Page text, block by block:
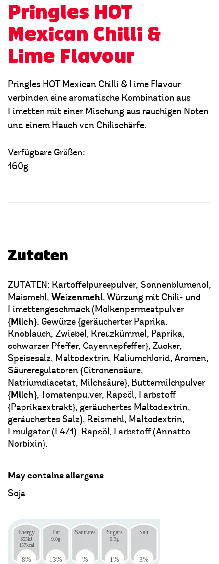
Pringles HOT
Mexican Chilli &
Lime Flavour
Pringles HOT Mexican Chilli & Lime Flavour
verbinden eine aromatische Kombination aus
Limetten mit einer Mischung aus rauchigen Noten
und einem Hauch von Chilischärfe.
Verfügbare Größen:
160g
Zutaten
ZUTATEN: Kartoffelpüreepulver, Sonnenblumenöl,
Maismehl, Weizenmehl, Würzung mit Chili- und
Limettengeschmack (Molkenpermeatpulver
{Milch}, Gewürze {geräucherter Paprika,
Knoblauch, Zwiebel, Kreuzkümmel, Paprika,
schwarzer Pfeffer, Cayennepfeffer}, Zucker,
Speisesalz, Maltodextrin, Kaliumchlorid, Aromen,
Säureregulatoren {Citronensäure,
Natriumdiacetat, Milchsäure}, Buttermilchpulver
{Milch}, Tomatenpulver, Rapsöl, Farbstoff
{Paprikaextrakt}, geräuchertes Maltodextrin,
geräuchertes Salz), Reismehl, Maltodextrin,
Emulgator (E471), Rapsöl, Farbstoff (Annatto
Norbixin).
May contains allergens
Soja
Energy
655kJ
157kcal
8%
Fat
9.0g
13%
Saturates
%
Sugars
0.9g
1 %
Salt
3%